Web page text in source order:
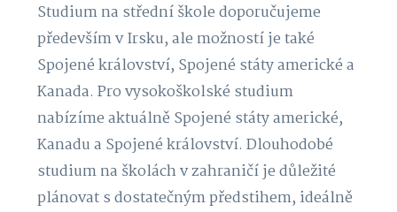
Studium na střední škole doporučujeme
především v Irsku, ale možností je také
Spojené království, Spojené státy americké a
Kanada. Pro vysokoškolské studium
nabízíme aktuálně Spojené státy americké,
Kanadu a Spojené království. Dlouhodobé
studium na školách v zahraničí je důležité
plánovat s dostatečným předstihem, ideálně